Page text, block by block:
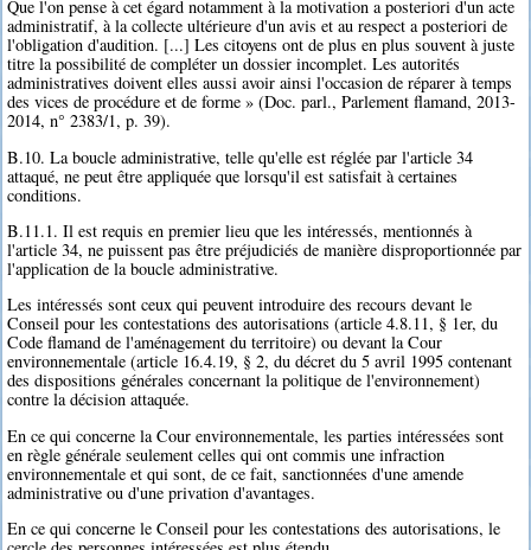
Que l'on pense à cet égard notamment à la motivation a posteriori d'un acte
administratif, à la collecte ultérieure d'un avis et au respect a posteriori de
l'obligation d'audition. [...] Les citoyens ont de plus en plus souvent à juste
titre la possibilité de compléter un dossier incomplet. Les autorités
administratives doivent elles aussi avoir ainsi l'occasion de réparer à temps
des vices de procédure et de forme » (Doc. parl., Parlement flamand, 2013-
2014, n° 2383/1, p. 39).
B.10. La boucle administrative, telle qu'elle est réglée par l'article 34
attaqué, ne peut être appliquée que lorsqu'il est satisfait à certaines
conditions.
B.11.1. Il est requis en premier lieu que les intéressés, mentionnés à
l'article 34, ne puissent pas être préjudiciés de manière disproportionnée par
l'application de la boucle administrative.
Les intéressés sont ceux qui peuvent introduire des recours devant le
Conseil pour les contestations des autorisations (article 4.8.11, § 1er, du
Code flamand de l'aménagement du territoire) ou devant la Cour
environnementale (article 16.4.19, § 2, du décret du 5 avril 1995 contenant
des dispositions générales concernant la politique de l'environnement)
contre la décision attaquée.
En ce qui concerne la Cour environnementale, les parties intéressées sont
en règle générale seulement celles qui ont commis une infraction
environnementale et qui sont, de ce fait, sanctionnées d'une amende
administrative ou d'une privation d'avantages.
En ce qui concerne le Conseil pour les contestations des autorisations, le